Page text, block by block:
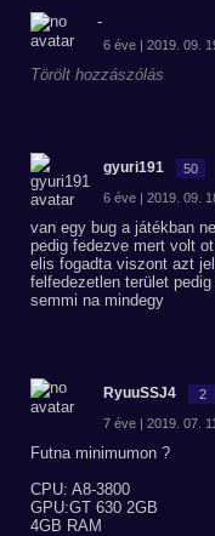
-
6 éve | 2019. 09.
Törölt hozzászólás
gyuri191 50
6 éve | 2019. 09.
van egy bug a játékban
pedig fedezve mert volt
elis fogadta viszont azt
felfedezetlen terület
semmi na mindegy
RyuuSSJ4 2
7 éve | 2019. 07.
Futna minimumon ?
CPU: A8-3800
GPU:GT 630 2GB
4GB RAM